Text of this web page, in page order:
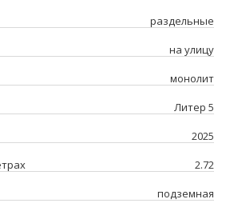
раздельные
на улицу
монолит
Литер 5
2025
2.72
подземная